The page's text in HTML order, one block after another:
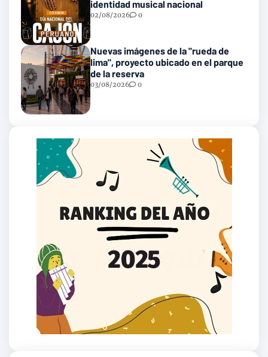
identidad musical nacional
02/08/2026 0
Nuevas imágenes de la "rueda de
lima", proyecto ubicado en el parque
de la reserva
03/08/2026 0